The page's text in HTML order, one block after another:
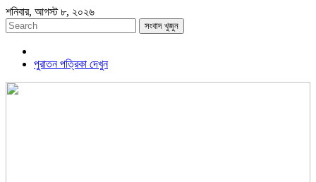
শনিবার, আগস্ট ৮, ২০২৬
সংবাদ খুজুন
পুরাতন পত্রিকা দেখুন